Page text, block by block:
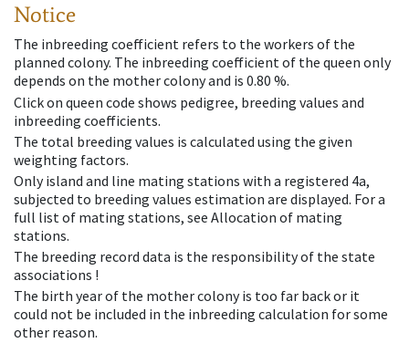
Notice
The inbreeding coefficient refers to the workers of the
planned colony. The inbreeding coefficient of the queen only
depends on the mother colony and is 0.80 %.
Click on queen code shows pedigree, breeding values and
inbreeding coefficients.
The total breeding values is calculated using the given
weighting factors.
Only island and line mating stations with a registered 4a,
subjected to breeding values estimation are displayed. For a
full list of mating stations, see Allocation of mating
stations.
The breeding record data is the responsibility of the state
associations !
The birth year of the mother colony is too far back or it
could not be included in the inbreeding calculation for some
other reason.